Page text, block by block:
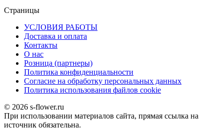
Страницы
УСЛОВИЯ РАБОТЫ
Доставка и оплата
Контакты
О наc
Розница (партнеры)
Политика конфиденциальности
Согласие на обработку персональных данных
Политика использования файлов сookie
© 2026 s-flower.ru
При использовании материалов сайта, прямая ссылка на
источник обязательна.